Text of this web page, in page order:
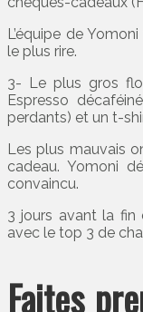
L’équipe de
le plus rire.
3- Le plus gros
Espresso
perdants) et un t-
Les plus mauvais
cadeau. Yomoni
convaincu.
3 jours avant la fin
avec le top 3 de
Faites